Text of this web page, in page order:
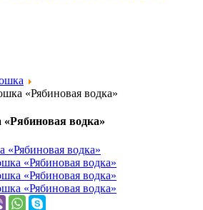
«Рябиновая водка»
водка»